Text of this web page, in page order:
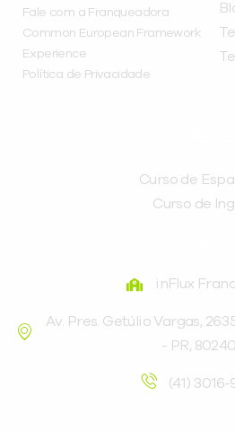
Fale com a Franqueadora
Common European Framework
Experience
Política de Privacidade
Curso de
Curso de
inFlux
Av. Pres. Getúlio Vargas,
- PR,
(41) 3016-